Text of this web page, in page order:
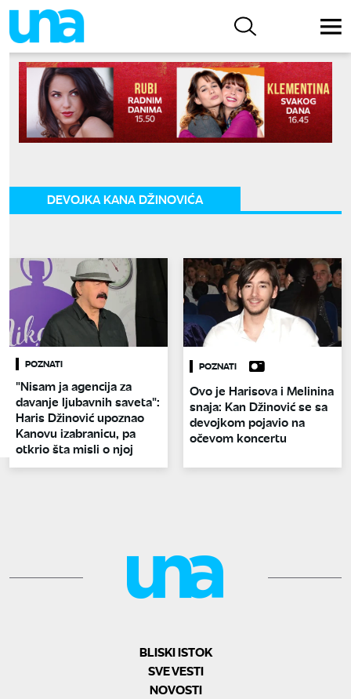
DEVOJKA KANA DŽINOVIĆA
POZNATI
"Nisam ja agencija za
davanje ljubavnih saveta":
Haris Džinović upoznao
Kanovu izabranicu, pa
otkrio šta misli o njoj
POZNATI
Ovo je Harisova i Melinina
snaja: Kan Džinović se sa
devojkom pojavio na
očevom koncertu
BLISKI ISTOK
SVE VESTI
NOVOSTI